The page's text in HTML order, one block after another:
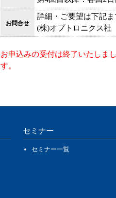
お問合せ
詳細・ご要望は下記
(株)オプトロニクス社
お申込みの受付は終了いたしま
す。
セミナー
セミナー一覧